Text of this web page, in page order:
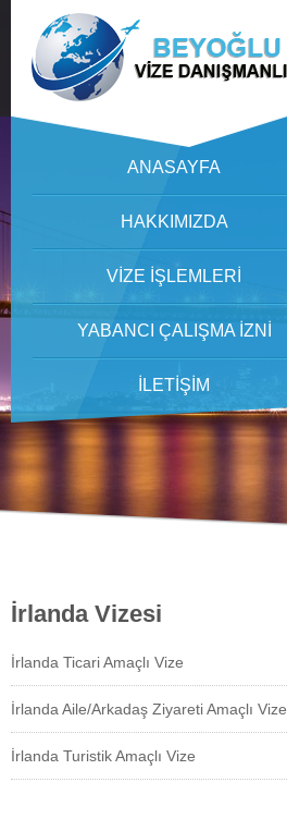
ANASAYFA
HAKKIMIZDA
VİZE İŞLEMLERİ
YABANCI ÇALIŞMA İZNİ
İLETİŞİM
İrlanda Vizesi
İrlanda Ticari Amaçlı Vize
İrlanda Aile/Arkadaş Ziyareti Amaçlı Vize
İrlanda Turistik Amaçlı Vize